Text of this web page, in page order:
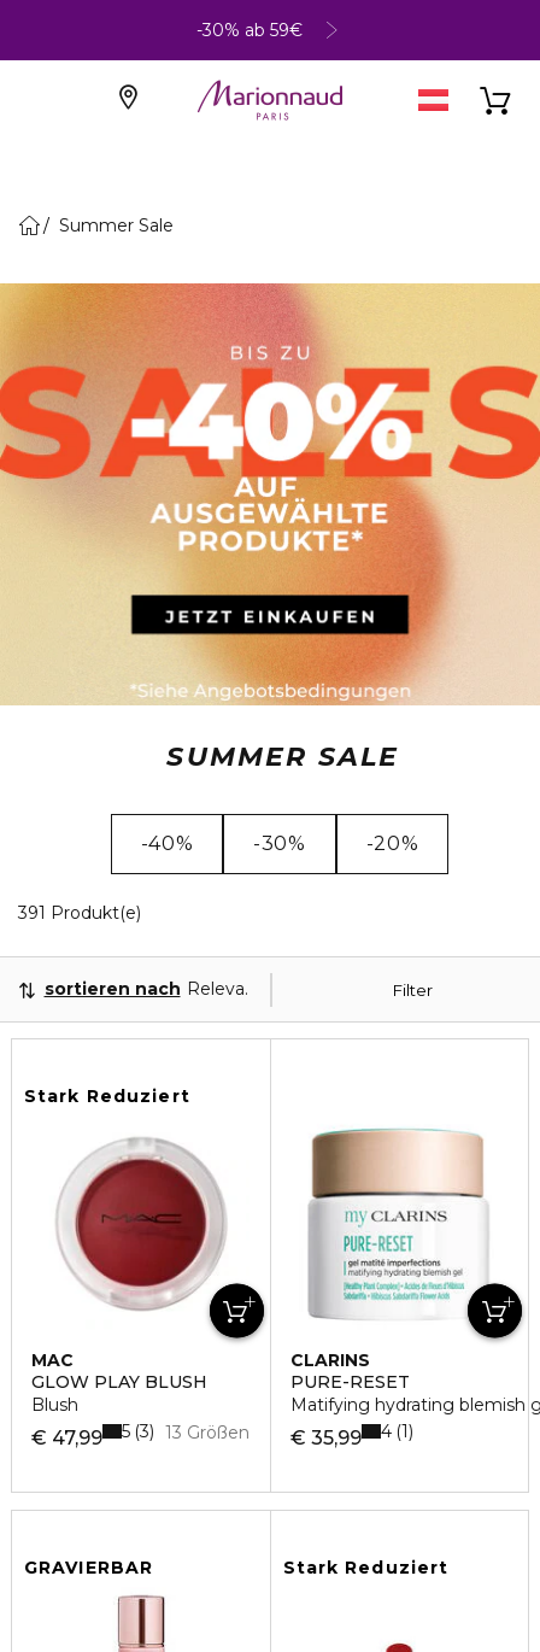
-30% ab 59€
Summer Sale
SUMMER SALE
-40% -30% -20%
391 Produkt(e)
Filter
sortieren nach Relevanz
Stark Reduziert
MAC
GLOW PLAY BLUSH
Blush
€ 47,99 13 Größen
5 3
CLARINS
PURE-RESET
Matifying hydrating blemish
€ 35,99 4 1
GRAVIERBAR Stark Reduziert